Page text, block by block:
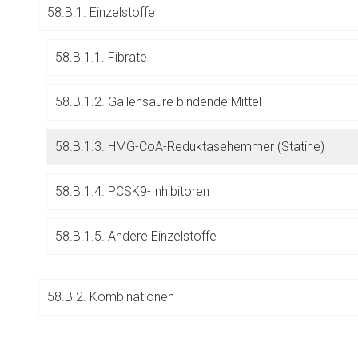
58.B.1. Einzelstoffe
58.B.1.1. Fibrate
58.B.1.2. Gallensäure bindende Mittel
58.B.1.3. HMG-CoA-Reduktasehemmer (Statine)
58.B.1.4. PCSK9-Inhibitoren
58.B.1.5. Andere Einzelstoffe
58.B.2. Kombinationen
Betreiber